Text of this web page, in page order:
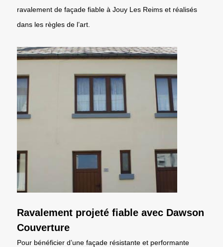
ravalement de façade fiable à Jouy Les Reims et réalisés
dans les règles de l’art.
Ravalement projeté fiable avec Dawson
Couverture
Pour bénéficier d’une façade résistante et performante